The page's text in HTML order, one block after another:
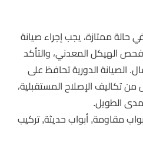
حالة ممتازة، يجب إجراء صيانة
الهيكل المعدني، والتأكد
الصيانة الدورية تحافظ على
تكاليف الإصلاح المستقبلية،
الطويل.
مقاومة, أبواب حديثة, تركيب